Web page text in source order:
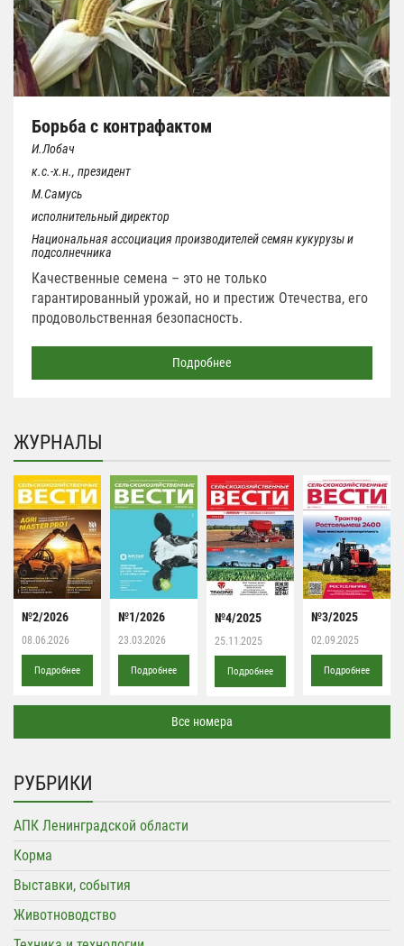
Борьба с контрафактом
И.Лобач
к.с.-х.н., президент
М.Самусь
исполнительный директор
Национальная ассоциация производителей семян кукурузы и
подсолнечника
Качественные семена – это не только
гарантированный урожай, но и престиж Отечества, его
продовольственная безопасность.
Подробнее
ЖУРНАЛЫ
№2/2026
08.06.2026
Подробнее
№1/2026
23.03.2026
Подробнее
№4/2025
25.11.2025
Подробнее
№3/2025
02.09.2025
Подробнее
Все номера
РУБРИКИ
АПК Ленинградской области
Корма
Выставки, события
Животноводство